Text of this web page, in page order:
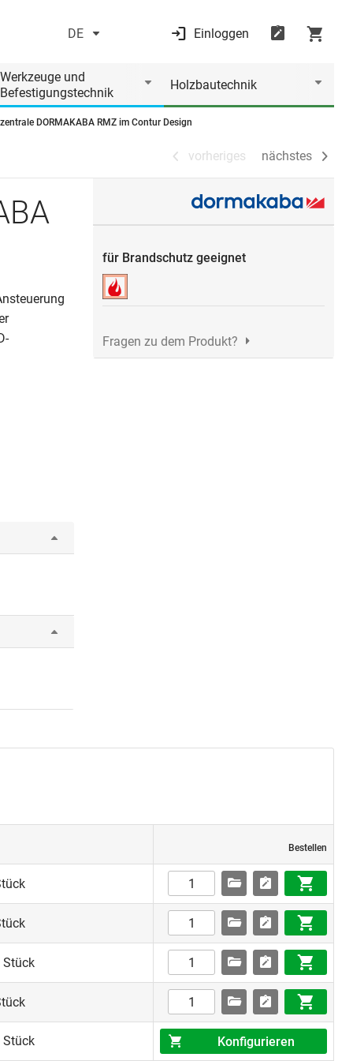
DE Einloggen
Werkzeuge und
Befestigungstechnik
Holzbautechnik
DORMAKABA RMZ im Contur Design
vorheriges nächstes
vorheriges nächstes
für Brandschutz geeignet
Fragen zu dem Produkt?
Bestellen
Stück
Stück Konfigurieren